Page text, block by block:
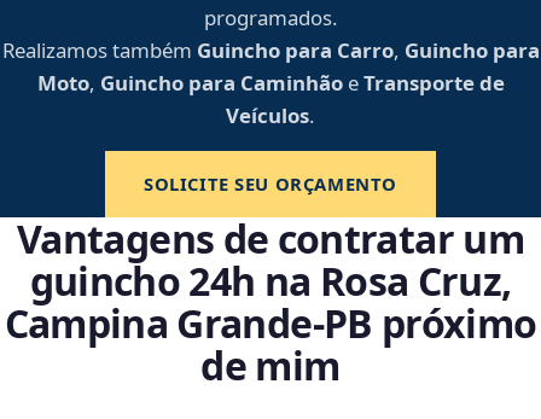
programados.
Realizamos também Guincho para Carro, Guincho para
Moto, Guincho para CaminhãoeTransporte de
Veículos.
SOLICITE SEU ORÇAMENTO
Vantagens de contratar um
guincho 24h na Rosa Cruz,
Campina Grande‑PB próximo
de mim